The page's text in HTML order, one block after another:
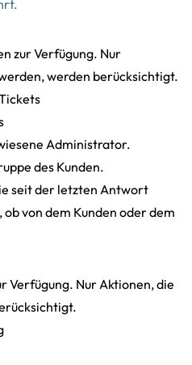
zur Verfügung. Nur
werden berücksichtigt.
Administrator.
des Kunden.
seit der letzten Antwort
von dem Kunden oder dem
Verfügung. Nur Aktionen, die